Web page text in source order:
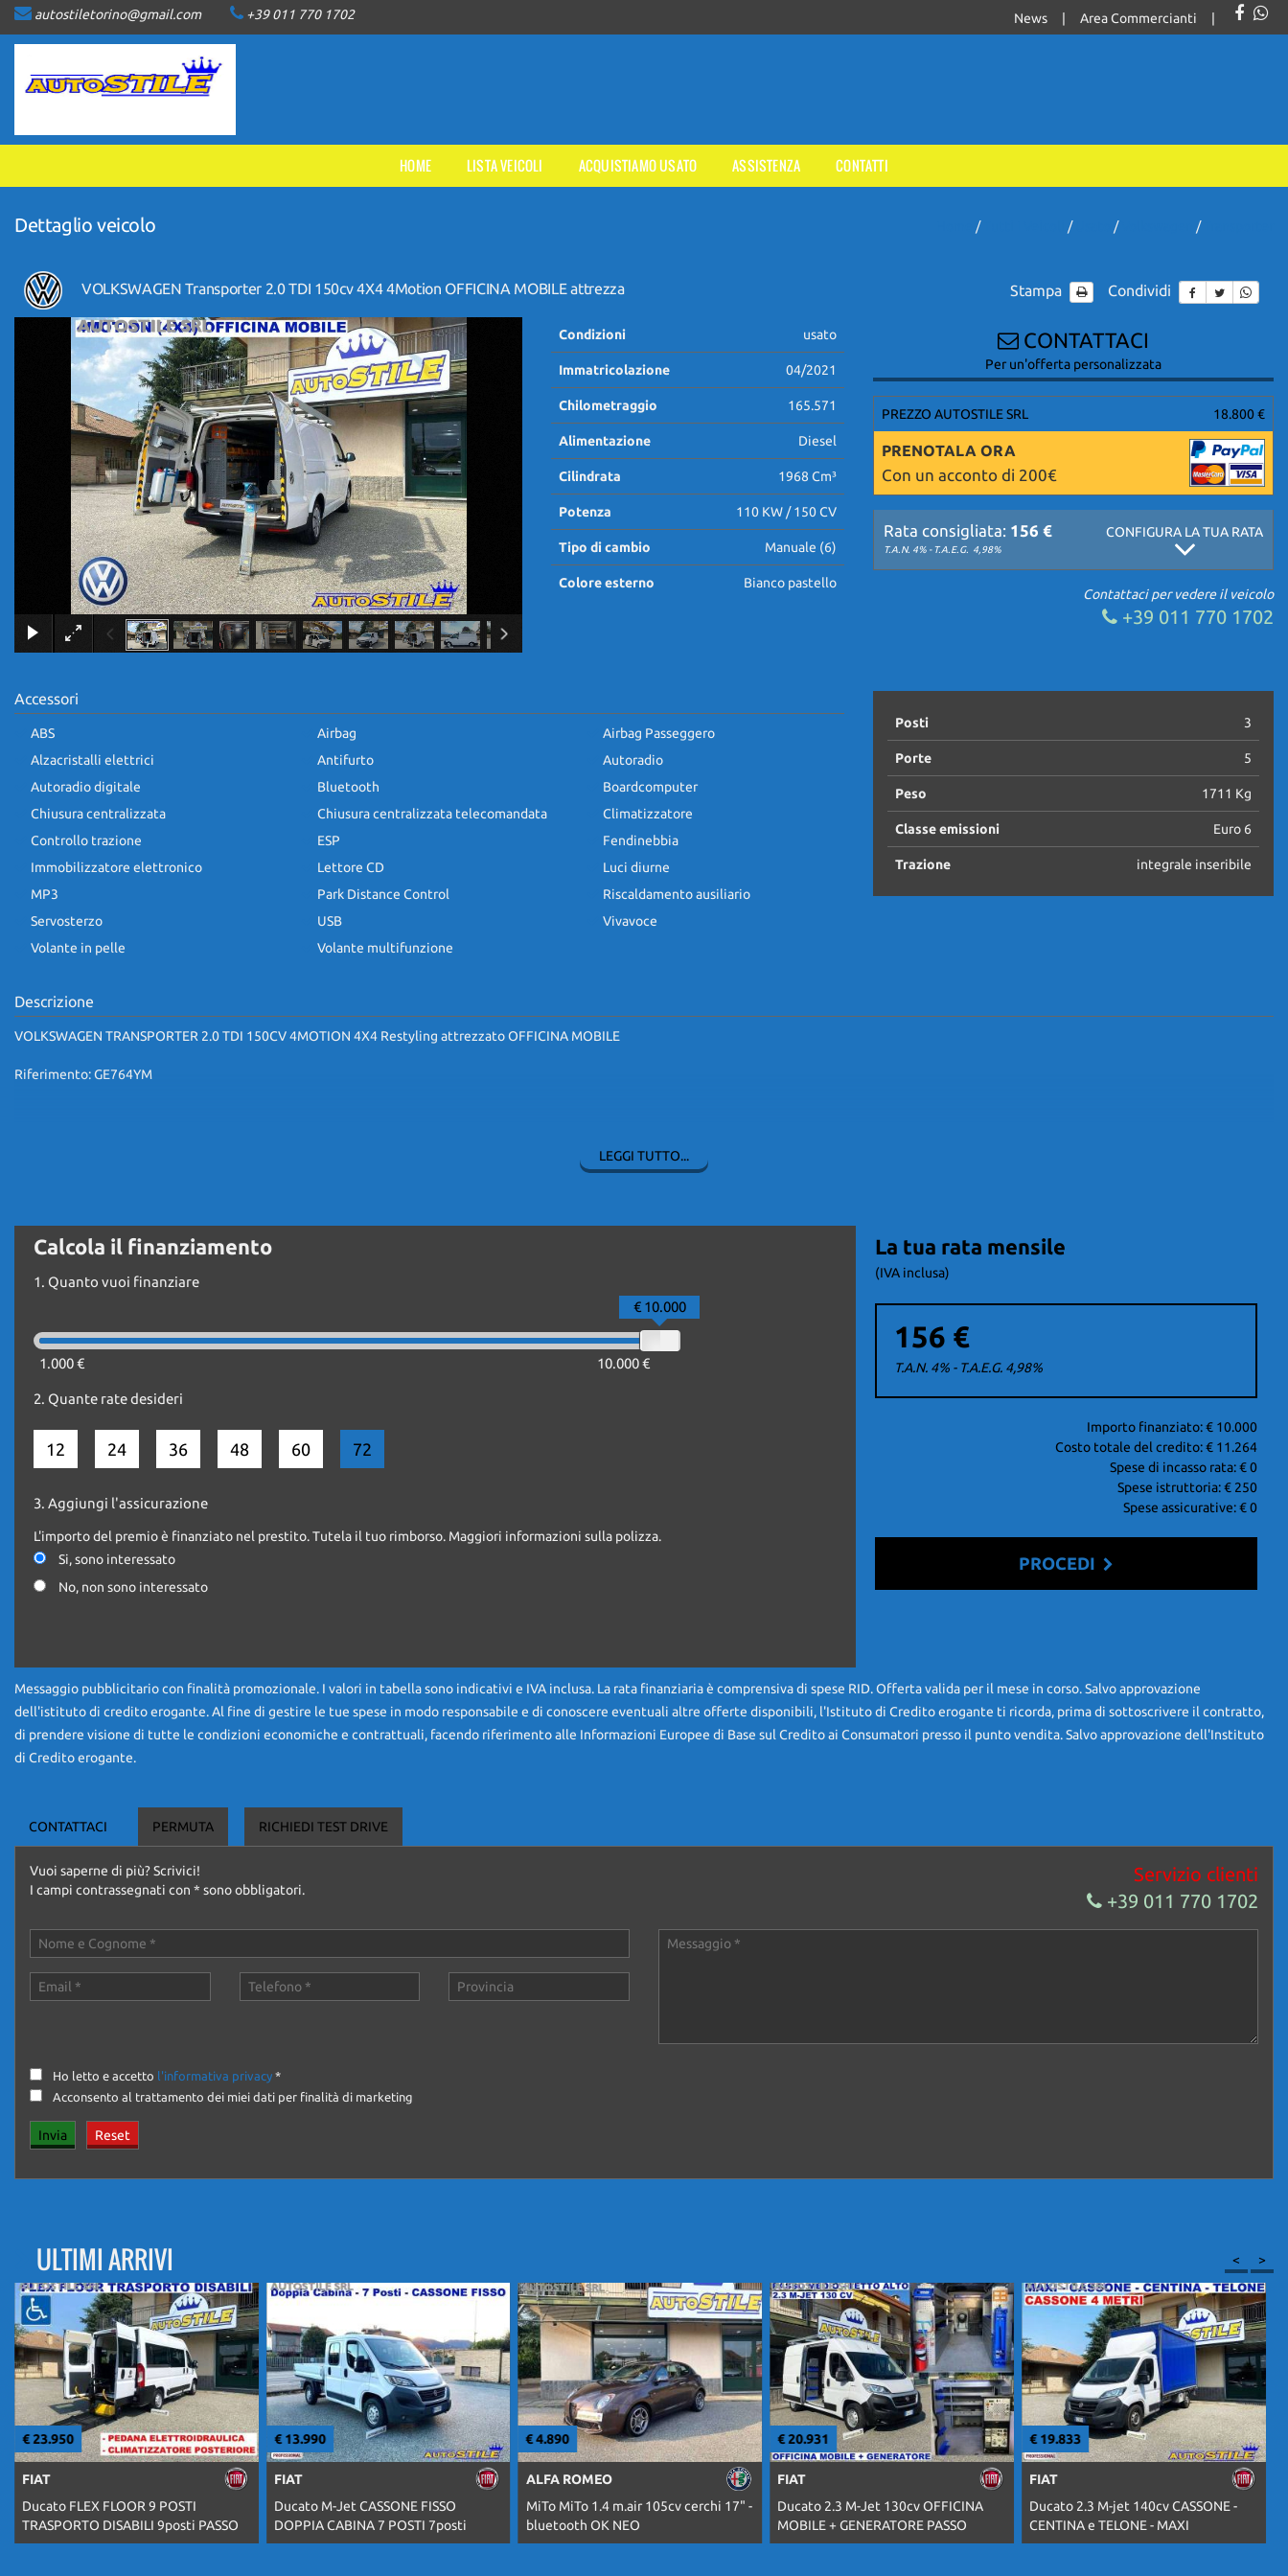
HOME
LISTA VEICOLI
ACQUISTIAMO USATO
NEWS
AREA COMMERCIANTI
autostiletorino@gmail.com +39 011 770 1702 News Area Commercianti
HOME LISTA VEICOLI ACQUISTIAMO USATO ASSISTENZA CONTATTI
Dettaglio veicolo / / / /
VOLKSWAGEN Transporter 2.0 TDI 150cv 4X4 4Motion OFFICINA MOBILE attrezza Stampa Condividi
Condizioni usato
Immatricolazione 04/2021
Chilometraggio 165.571
Alimentazione Diesel
Cilindrata 1968 Cm³
Potenza 110 KW / 150 CV
Tipo di cambio Manuale (6)
Colore esterno Bianco pastello
CONTATTACI
Per un'offerta personalizzata
PREZZO AUTOSTILE SRL 18.800 €
PRENOTALA ORA
Con un acconto di 200€
Rata consigliata: 156 €
T.A.N. 4% - T.A.E.G. 4,98%
CONFIGURA LA TUA RATA
Contattaci per vedere il veicolo
+39 011 770 1702
Accessori
ABS
Alzacristalli elettrici
Autoradio digitale
Chiusura centralizzata
Controllo trazione
Immobilizzatore elettronico
MP3
Servosterzo
Volante in pelle
Airbag
Antifurto
Bluetooth
Chiusura centralizzata telecomandata
ESP
Lettore CD
Park Distance Control
USB
Volante multifunzione
Airbag Passeggero
Autoradio
Boardcomputer
Climatizzatore
Fendinebbia
Luci diurne
Riscaldamento ausiliario
Vivavoce
Posti 3
Porte 5
Peso 1711 Kg
Classe emissioni Euro 6
Trazione integrale inseribile
Descrizione
VOLKSWAGEN TRANSPORTER 2.0 TDI 150CV 4MOTION 4X4 Restyling attrezzato OFFICINA MOBILE
Riferimento: GE764YM
KM CERTIFICATI, TAGLIANDATI E DOCUMENTATI
- FENDINEBBIA
- 3 POSTI ANTERIORI
- CLIMATIZZATORE
*GARANZIA 12 MESI DI CONFORMITA'
*** SI VALUTANO EVENTUALI PERMUTE
Possibilità di consegna al vostro domicilio !
OPPURE MAIL
Nota bene: A tutela della nostra clientela informiamo che tutte le vetture da noi inserzionate sono realmente disponibili presso il nostro autosalone, di conseguenza garantiamo l’autenticità delle fotografie e
dei prodotti di cui disponiamo, prendendo le distanze da chi con poca chiarezza pubblicizza (destabilizzando la concorrenza e il mercato stesso) merce non avendone il possesso.
Per qualsiasi altra autovetture desideriate siamo pronti a un preventivo fatto su misura.
portali. Ci scusiamo per l’inconveniente e Vi invitiamo a verificare le caratteristiche dello specifico veicolo. Autostile declina ogni responsabilità per eventuali involontarie incongruenze, che non rappresentano
ANNUNCIO VALIDO SALVO ERRORI DI TRASCRIZIONE
LEGGI TUTTO...
Calcola il finanziamento
1. Quanto vuoi finanziare
1.000 € 10.000 €
€ 10.000
2. Quante rate desideri
12 24 36 48 60 72
3. Aggiungi l'assicurazione
L'importo del premio è finanziato nel prestito. Tutela il tuo rimborso. Maggiori informazioni sulla polizza.
Si, sono interessato
No, non sono interessato
La tua rata mensile
(IVA inclusa)
156 €
T.A.N. 4% - T.A.E.G. 4,98%
Importo finanziato: € 10.000
Costo totale del credito: € 11.264
Spese di incasso rata: €0
Spese istruttoria: € 250
Spese assicurative: €0
PROCEDI
Messaggio pubblicitario con finalità promozionale. I valori in tabella sono indicativi e IVA inclusa. La rata finanziaria è comprensiva di spese RID. Offerta valida per il mese in corso. Salvo approvazione
dell'istituto di credito erogante. Al fine di gestire le tue spese in modo responsabile e di conoscere eventuali altre offerte disponibili, l'Istituto di Credito erogante ti ricorda, prima di sottoscrivere il contratto,
di prendere visione di tutte le condizioni economiche e contrattuali, facendo riferimento alle Informazioni Europee di Base sul Credito ai Consumatori presso il punto vendita. Salvo approvazione dell'Instituto
di Credito erogante.
CONTATTACI PERMUTA RICHIEDI TEST DRIVE
Vuoi saperne di più? Scrivici!
I campi contrassegnati con * sono obbligatori.
Servizio clienti
+39 011 770 1702
Ho letto e accetto l'informativa privacy *
Acconsento al trattamento dei miei dati per finalità di marketing
ULTIMI ARRIVI < >
€ 23.950
FIAT
Ducato FLEX FLOOR 9 POSTI
TRASPORTO DISABILI 9posti PASSO
€ 13.990
FIAT
Ducato M-Jet CASSONE FISSO
DOPPIA CABINA 7 POSTI 7posti
€ 4.890
ALFA ROMEO
MiTo MiTo 1.4 m.air 105cv cerchi 17" -
bluetooth OK NEO
€ 20.931
FIAT
Ducato 2.3 M-Jet 130cv OFFICINA
MOBILE + GENERATORE PASSO
€ 19.833
FIAT
Ducato 2.3 M-jet 140cv CASSONE -
CENTINA e TELONE - MAXI